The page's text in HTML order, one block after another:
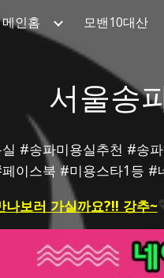
main content
메인홈 모밴10대산
서울송
#송파미용실추천 #송
이스북 #미용스타1등 #
나보러 가실까요?!! 강추~